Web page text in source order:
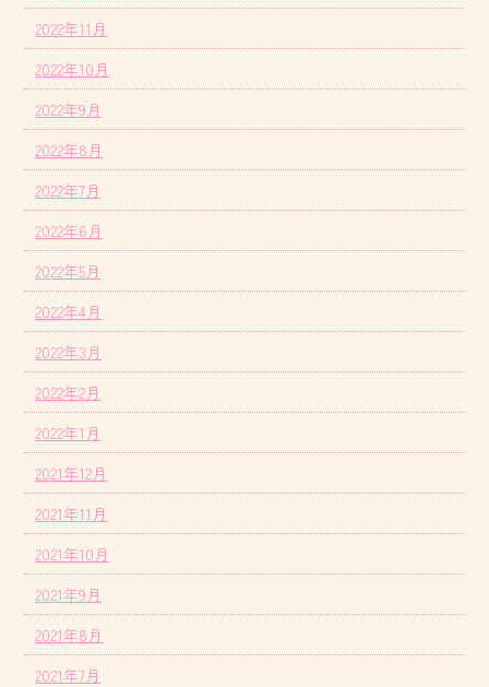
2022年11月
2022年10月
2022年9月
2022年8月
2022年7月
2022年6月
2022年5月
2022年4月
2022年3月
2022年2月
2022年1月
2021年12月
2021年11月
2021年10月
2021年9月
2021年8月
2021年7月